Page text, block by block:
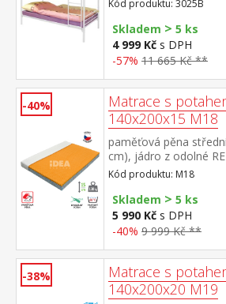
matrací, ale včetně
doporučený rozměr
maximální výška
M9, M24, M34, M62,
Kód produktu: 3025B
Skladem > 5 ks
4 999 Kč s DPH
-57% 11 665 Kč **
-40%
Matrace s
140x200x15 M18
paměťová pěna
cm), jádro z odolné
ortopedické vlastností
matrace vhodná pro
potah prodyšný,
snímatelný a pratelný
nosnost do 130 kg
Kód produktu: M18
Skladem > 5 ks
5 990 Kč s DPH
-40% 9 999 Kč **
-38%
Matrace s
140x200x20 M19